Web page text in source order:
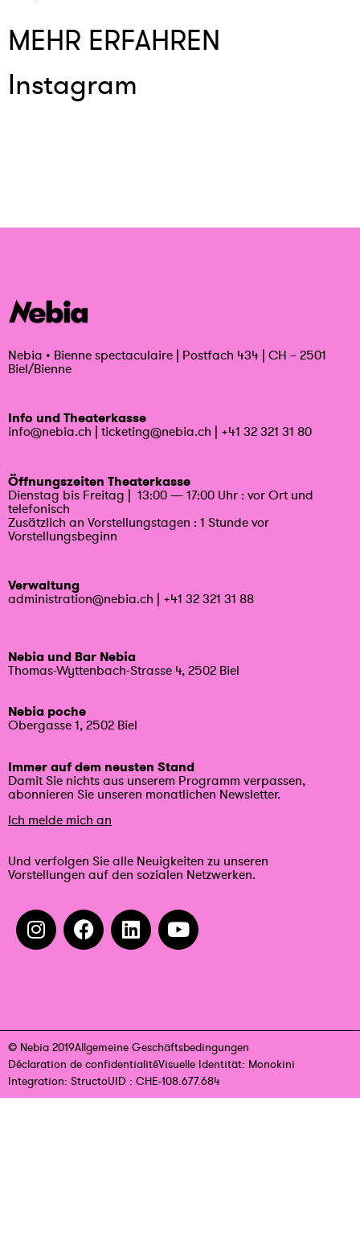
MEHR ERFAHREN
Instagram
Nebia • Bienne spectaculaire | Postfach 434 | CH – 2501
Biel/Bienne
Info und Theaterkasse
info@nebia.ch | ticketing@nebia.ch | +41 32 321 31 80
Öffnungszeiten Theaterkasse
Dienstag bis Freitag | 13:00 — 17:00 Uhr : vor Ort und
telefonisch
Zusätzlich an Vorstellungstagen : 1 Stunde vor
Vorstellungsbeginn
Verwaltung
administration@nebia.ch | +41 32 321 31 88
Nebia und Bar Nebia
Thomas-Wyttenbach-Strasse 4, 2502 Biel
Nebia poche
Obergasse 1, 2502 Biel
Immer auf dem neusten Stand
Damit Sie nichts aus unserem Programm verpassen,
abonnieren Sie unseren monatlichen Newsletter.
Ich melde mich an
Und verfolgen Sie alle Neuigkeiten zu unseren
Vorstellungen auf den sozialen Netzwerken.
© Nebia 2019Allgemeine Geschäftsbedingungen
Déclaration de confidentialitéVisuelle Identität: Monokini
Integration: StructoUID : CHE-108.677.684